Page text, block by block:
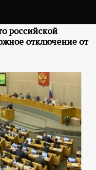
российской
отключение от